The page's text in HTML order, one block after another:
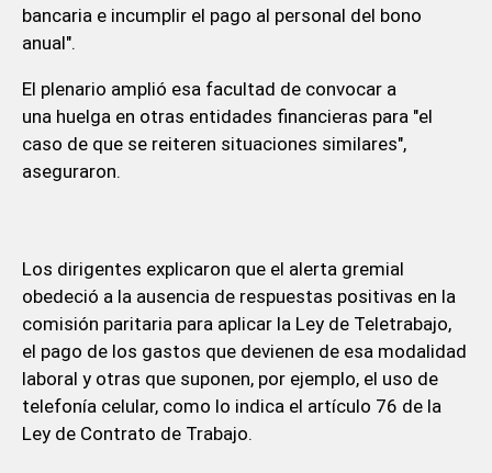
bancaria e incumplir el pago al personal del bono
anual".
El plenario amplió esa facultad de convocar a
una huelga en otras entidades financieras para "el
caso de que se reiteren situaciones similares",
aseguraron.
Los dirigentes explicaron que el alerta gremial
obedeció a la ausencia de respuestas positivas en la
comisión paritaria para aplicar la Ley de Teletrabajo,
el pago de los gastos que devienen de esa modalidad
laboral y otras que suponen, por ejemplo, el uso de
telefonía celular, como lo indica el artículo 76 de la
Ley de Contrato de Trabajo.